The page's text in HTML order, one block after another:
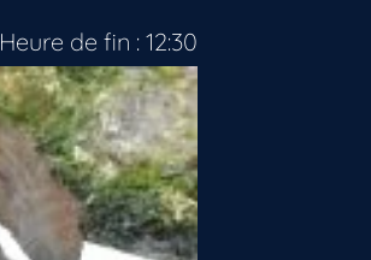
Heure de fin : 12:30